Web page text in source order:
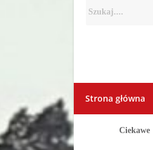
Strona główna
Ciekawe